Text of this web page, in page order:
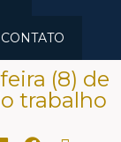
CONTATO
(8) de
trabalho